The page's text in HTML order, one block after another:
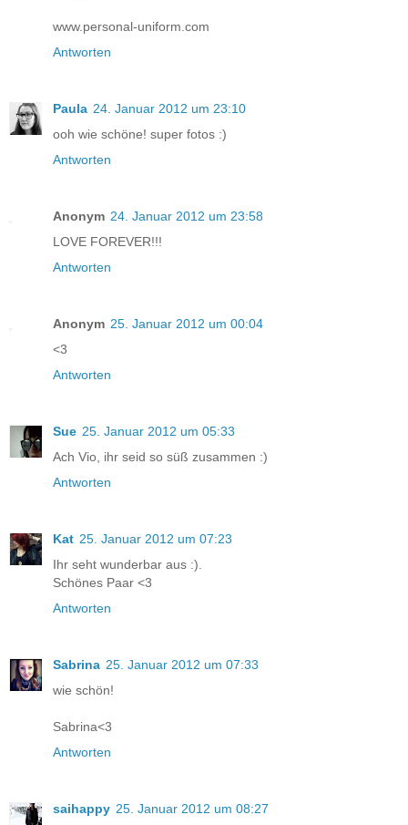
www.personal-uniform.com
Antworten
Paula 24. Januar 2012 um 23:10
ooh wie schöne! super fotos :)
Antworten
Anonym 24. Januar 2012 um 23:58
LOVE FOREVER!!!
Antworten
Anonym 25. Januar 2012 um 00:04
<3
Antworten
Sue 25. Januar 2012 um 05:33
Ach Vio, ihr seid so süß zusammen :)
Antworten
Kat 25. Januar 2012 um 07:23
Ihr seht wunderbar aus :).
Schönes Paar <3
Antworten
Sabrina 25. Januar 2012 um 07:33
wie schön!
Sabrina<3
Antworten
saihappy 25. Januar 2012 um 08:27